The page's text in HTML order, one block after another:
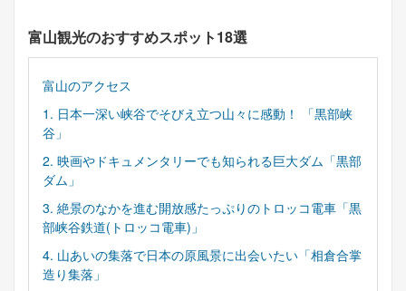
富山観光のおすすめスポット18選
富山のアクセス
1. 日本一深い峡谷でそびえ立つ山々に感動！ 「黒部峡
谷」
2. 映画やドキュメンタリーでも知られる巨大ダム「黒部
ダム」
3. 絶景のなかを進む開放感たっぷりのトロッコ電車「黒
部峡谷鉄道(トロッコ電車)」
4. 山あいの集落で日本の原風景に出会いたい「相倉合掌
造り集落」